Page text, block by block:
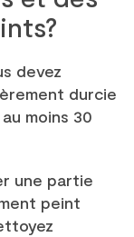
devez
durcie
moins 30
une partie
peint